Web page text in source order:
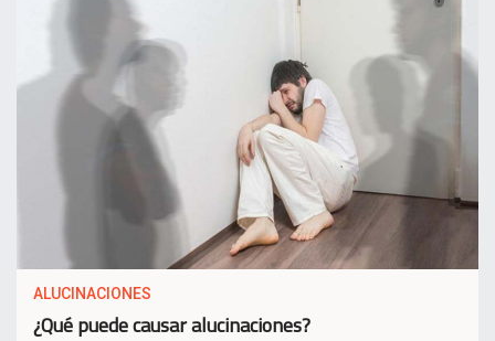
ALUCINACIONES
¿Qué puede causar alucinaciones?